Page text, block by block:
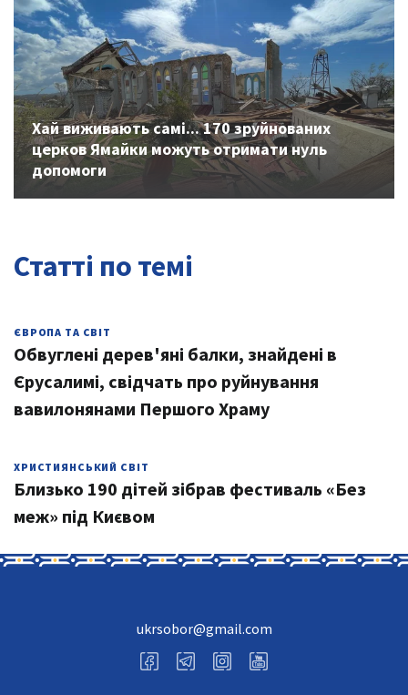
Хай виживають самі... 170 зруйнованих
церков Ямайки можуть отримати нуль
допомоги
Previous Next
Статті по темі
ЄВРОПА ТА СВІТ
Обвуглені дерев'яні балки, знайдені в
Єрусалимі, свідчать про руйнування
вавилонянами Першого Храму
ХРИСТИЯНСЬКИЙ СВІТ
Близько 190 дітей зібрав фестиваль «Без
меж» під Києвом
ukrsobor@gmail.com